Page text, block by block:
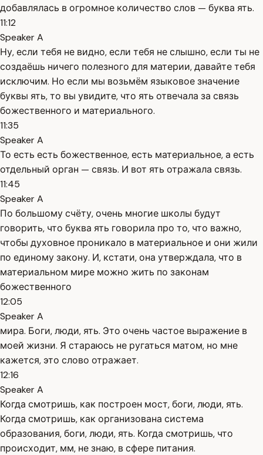
добавлялась в огромное количество слов — буква ять.
11:12
Speaker A
Ну, если тебя не видно, если тебя не слышно, если ты не
создаёшь ничего полезного для материи, давайте тебя
исключим. Но если мы возьмём языковое значение
буквы ять, то вы увидите, что ять отвечала за связь
божественного и материального.
11:35
Speaker A
То есть есть божественное, есть материальное, а есть
отдельный орган — связь. И вот ять отражала связь.
11:45
Speaker A
По большому счёту, очень многие школы будут
говорить, что буква ять говорила про то, что важно,
чтобы духовное проникало в материальное и они жили
по единому закону. И, кстати, она утверждала, что в
материальном мире можно жить по законам
божественного
12:05
Speaker A
мира. Боги, люди, ять. Это очень частое выражение в
моей жизни. Я стараюсь не ругаться матом, но мне
кажется, это слово отражает.
12:16
Speaker A
Когда смотришь, как построен мост, боги, люди, ять.
Когда смотришь, как организована система
образования, боги, люди, ять. Когда смотришь, что
происходит, мм, не знаю, в сфере питания.